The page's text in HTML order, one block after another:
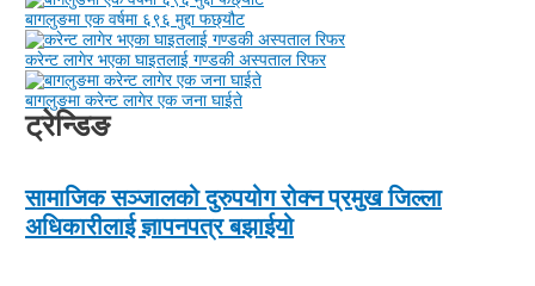
बागलुङमा एक वर्षमा ६९६ मुद्दा फछ्यौट
करेन्ट लागेर भएका घाइतलाई गण्डकी अस्पताल रिफर
बागलुङमा करेन्ट लागेर एक जना घाईते
ट्रेन्डिङ
सामाजिक सञ्जालको दुरुपयोग रोक्न प्रमुख जिल्ला
अधिकारीलाई ज्ञापनपत्र बझाईयो